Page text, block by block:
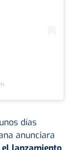
días
anunciara